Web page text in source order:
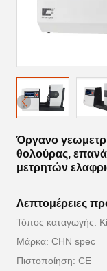
Όργανο
θολούρας,
μετρητών
Λεπτομέρειες
Τόπος καταγωγής:
Μάρκα: CHN spec
Πιστοποίηση: CE